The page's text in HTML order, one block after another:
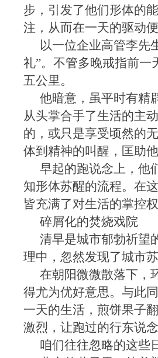
步，引发了他们形体的
注，从而在一天的驱动
以一位企业高管李先
礼”。不管多晚戒指前一
五公里。
他暗意，虽平时有精
从头掌合手了生活的主
的，或只是享受顷然的
体到精神的叫醒，匡助
早起的跑说念上，他
知形体苏醒的流程。在
皆充满了对生活的掌控
碎屑化的焚烧戏院
清早是城市郁勃祈望
理中，忽然发现了城市
在朝阳微微散落下，
得尤为优好意思。与此
一天的生活，煎饼果子
激烈，让跑过的行东说
咱们往往忽略的这些